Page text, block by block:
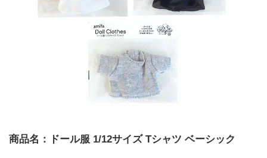
商品名：ドール服 1/12サイズ Tシャツ ベーシック